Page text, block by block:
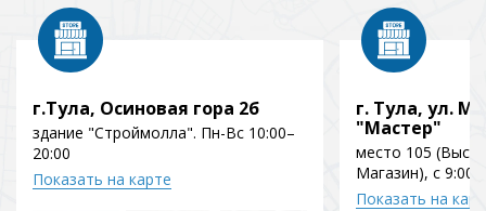
г.Тула, Осиновая гора 2б
здание "Строймолла". Пн-Вс 10:00–
20:00
Показать на карте
г. Тула, ул.
"Мастер"
место 105
Магазин), с 9:00
Показать на